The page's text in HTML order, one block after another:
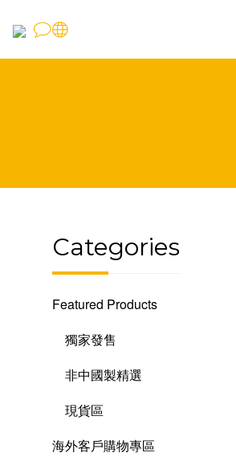
Categories
Featured Products
獨家發售
非中國製精選
現貨區
海外客戶購物專區